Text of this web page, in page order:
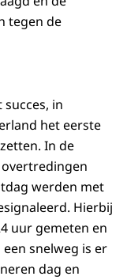
tegen de
in
het eerste
In de
werden met
Hierbij
uur gemeten en
snelweg is er
dag en